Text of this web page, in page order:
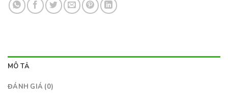
MÔ TẢ
ĐÁNH GIÁ (0)